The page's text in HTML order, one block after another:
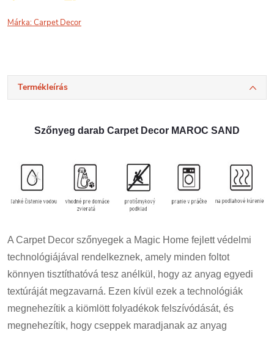
Márka:Carpet Decor
Termékleírás
Szőnyeg darab Carpet Decor MAROC SAND
A Carpet Decor szőnyegek a Magic Home fejlett védelmi
technológiájával rendelkeznek, amely minden foltot
könnyen tisztíthatóvá tesz anélkül, hogy az anyag egyedi
textúráját megzavarná. Ezen kívül ezek a technológiák
megnehezítik a kiömlött folyadékok felszívódását, és
megnehezítik, hogy cseppek maradjanak az anyag